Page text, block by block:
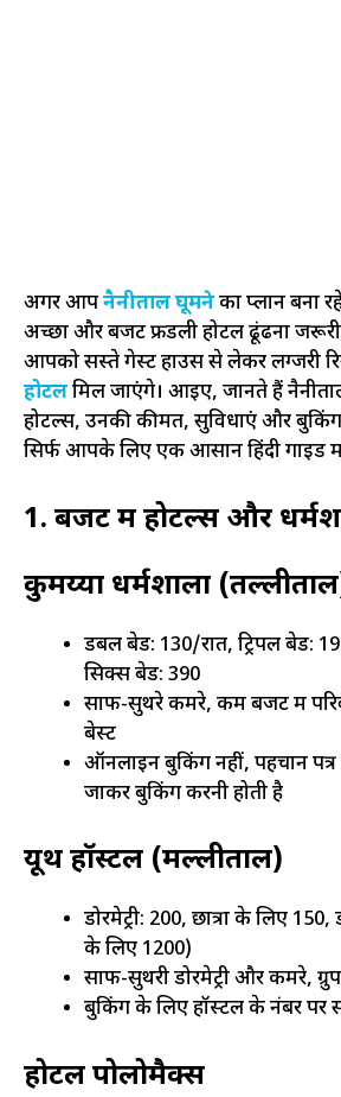
अगर आपनैनीताल घूमनेका प्लान बना
अच्छा और बजट फ्रेंडली होटल ढूंढना
आपको सस्ते गेस्ट हाउस से लेकर लग्जरी
होटलमिल जाएंगे। आइए, जानते हैं
होटल्स, उनकी कीमतें, सुविधाएं और
सिर्फ आपके लिए एक आसान हिंदी गाइड
1. बजट में होटल्स और
कुमय्या धर्मशाला
डबल बेड: ₹130/रात, ट्रिपल बेड:
सिक्स बेड: ₹390
साफ-सुथरे कमरे, कम बजट में
बेस्ट
ऑनलाइन बुकिंग नहीं, पहचान
जाकर बुकिंग करनी होती है
यूथ हॉस्टल (मल्लीताल)
डोरमेट्री: ₹200, छात्रों के लिए
के लिए ₹1200)
साफ-सुथरी डोरमेट्री और कमरे,
बुकिंग के लिए हॉस्टल के नंबर पर
होटल पोलोमैक्स